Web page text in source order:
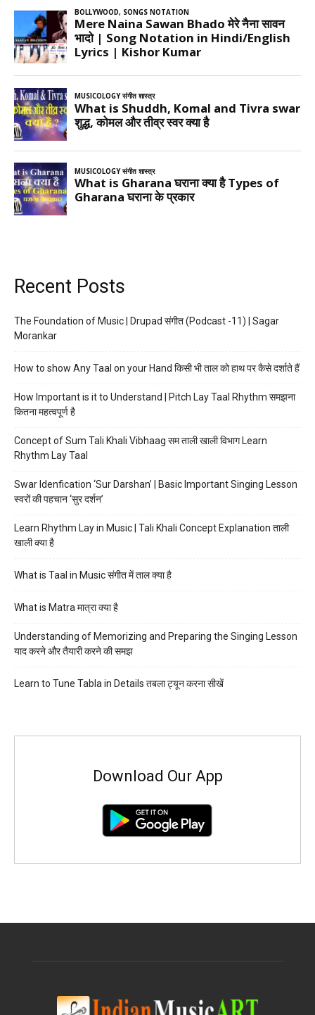
Recent Posts
The Foundation of Music | Drupad संगीत (Podcast -11) | Sagar
Morankar
How to show Any Taal on your Hand किसी भी ताल को हाथ पर कैसे दर्शाते हैं
How Important is it to Understand | Pitch Lay Taal Rhythm समझना
कितना महत्वपूर्ण है
Concept of Sum Tali Khali Vibhaag सम ताली खाली विभाग Learn
Rhythm Lay Taal
Swar Idenfication ‘Sur Darshan’ | Basic Important Singing Lesson
स्वरों की पहचान ‘सुर दर्शन’
Learn Rhythm Lay in Music | Tali Khali Concept Explanation ताली
खाली क्या है
What is Taal in Music संगीत में ताल क्या है
What is Matra मात्रा क्या है
Understanding of Memorizing and Preparing the Singing Lesson
याद करने और तैयारी करने की समझ
Learn to Tune Tabla in Details तबला ट्यून करना सीखें
Download Our App